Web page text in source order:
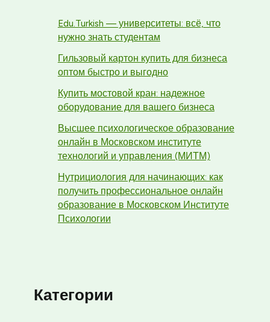
Edu.Turkish — университеты: всё, что
нужно знать студентам
Гильзовый картон купить для бизнеса
оптом быстро и выгодно
Купить мостовой кран: надежное
оборудование для вашего бизнеса
Высшее психологическое образование
онлайн в Московском институте
технологий и управления (МИТМ)
Нутрициология для начинающих: как
получить профессиональное онлайн
образование в Московском Институте
Психологии
Категории